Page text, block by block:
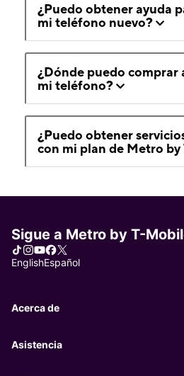
¿Puedo obtener ayuda
mi teléfono nuevo?
¿Dónde puedo comprar
mi teléfono?
¿Puedo obtener
con mi plan de Metro